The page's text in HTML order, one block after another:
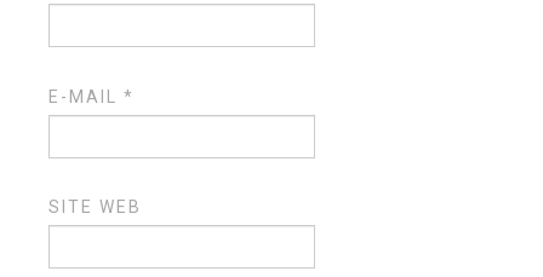
E-MAIL*
SITE WEB